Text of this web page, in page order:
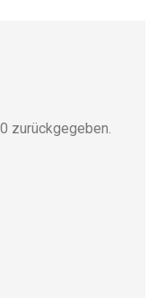
zurückgegeben.